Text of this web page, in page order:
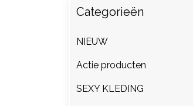
Categorieën
NIEUW
Actie producten
SEXY KLEDING